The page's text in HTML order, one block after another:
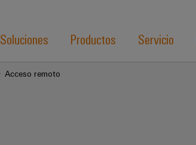
Soluciones Productos Servicio
Acceso remoto